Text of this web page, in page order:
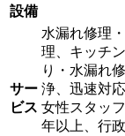
設備
サー
ビス
水漏れ修理
理、キッチ
り・水漏れ
浄、迅速対
女性スタッ
年以上、行